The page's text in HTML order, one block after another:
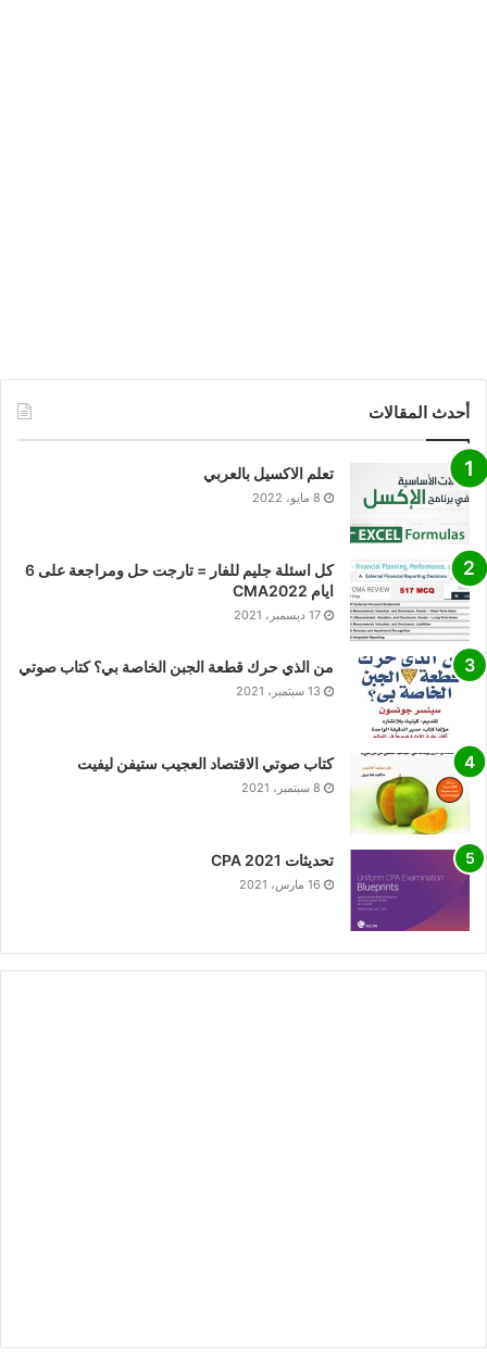
أحدث المقالات
تعلم الاكسيل بالعربي
8 مايو، 2022
كل اسئلة جليم للفار = تارجت حل ومراجعة على 6
ايام CMA2022
17 ديسمبر، 2021
من الذي حرك قطعة الجبن الخاصة بي؟ كتاب صوتي
13 سبتمبر، 2021
كتاب صوتي الاقتصاد العجيب ستيفن ليفيت
8 سبتمبر، 2021
تحديثات CPA 2021
16 مارس، 2021